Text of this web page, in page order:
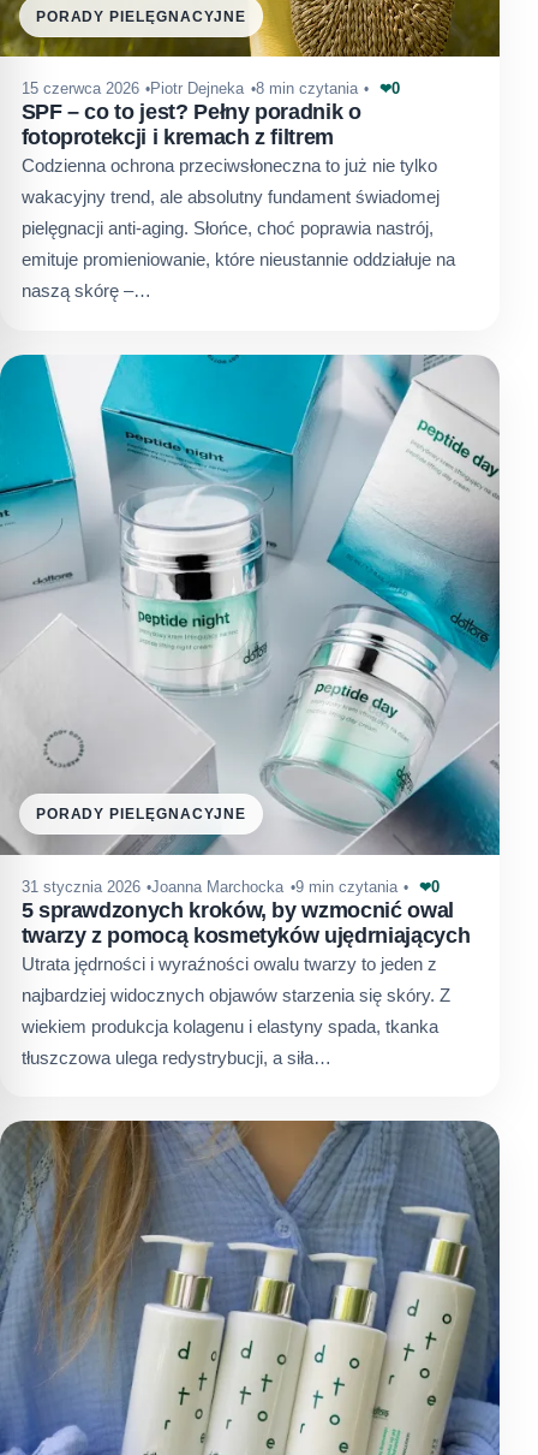
PORADY PIELĘGNACYJNE
15 czerwca 2026 Piotr Dejneka 8 min czytania ❤0
SPF – co to jest? Pełny poradnik o
fotoprotekcji i kremach z filtrem
Codzienna ochrona przeciwsłoneczna to już nie tylko
wakacyjny trend, ale absolutny fundament świadomej
pielęgnacji anti-aging. Słońce, choć poprawia nastrój,
emituje promieniowanie, które nieustannie oddziałuje na
naszą skórę –…
PORADY PIELĘGNACYJNE
31 stycznia 2026 Joanna Marchocka 9 min czytania ❤0
5 sprawdzonych kroków, by wzmocnić owal
twarzy z pomocą kosmetyków ujędrniających
Utrata jędrności i wyraźności owalu twarzy to jeden z
najbardziej widocznych objawów starzenia się skóry. Z
wiekiem produkcja kolagenu i elastyny spada, tkanka
tłuszczowa ulega redystrybucji, a siła…